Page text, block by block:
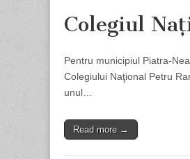
Colegiul
Pentru municipiul Piatra-
Colegiului Naţional Petru
unul…
Read more →